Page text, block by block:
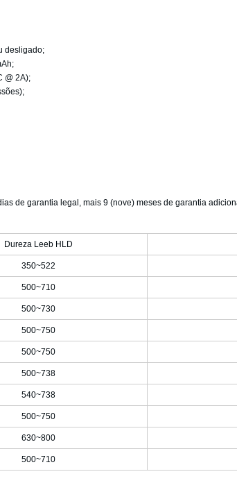
desligado;
@ 2A);
de garantia legal, mais 9 (nove) meses de garantia
Dureza Leeb HLD
350~522
500~710
500~730
500~750
500~750
500~738
540~738
500~750
630~800
500~710